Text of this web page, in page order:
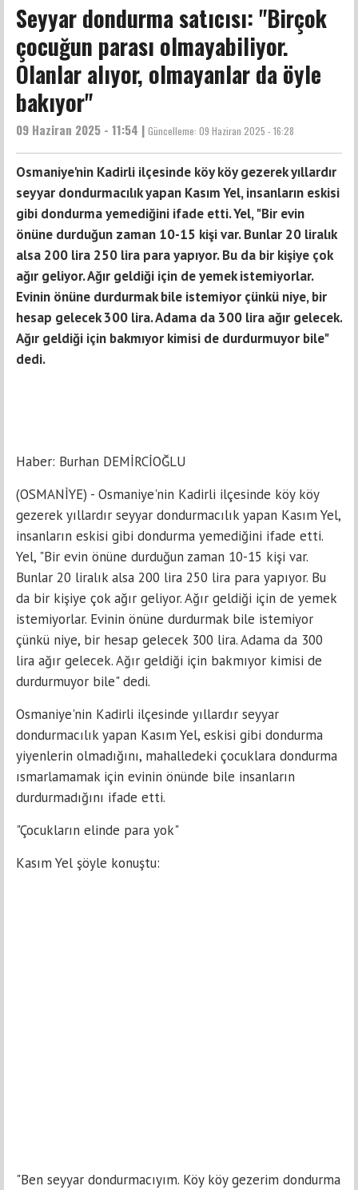
Seyyar dondurma satıcısı: "Birçok
çocuğun parası olmayabiliyor.
Olanlar alıyor, olmayanlar da öyle
bakıyor"
09 Haziran 2025 - 11:54 | Güncelleme: 09 Haziran 2025 - 16:28
Osmaniye'nin Kadirli ilçesinde köy köy gezerek yıllardır
seyyar dondurmacılık yapan Kasım Yel, insanların eskisi
gibi dondurma yemediğini ifade etti. Yel, "Bir evin
önüne durduğun zaman 10-15 kişi var. Bunlar 20 liralık
alsa 200 lira 250 lira para yapıyor. Bu da bir kişiye çok
ağır geliyor. Ağır geldiği için de yemek istemiyorlar.
Evinin önüne durdurmak bile istemiyor çünkü niye, bir
hesap gelecek 300 lira. Adama da 300 lira ağır gelecek.
Ağır geldiği için bakmıyor kimisi de durdurmuyor bile"
dedi.
Haber: Burhan DEMİRCİOĞLU
(OSMANİYE) - Osmaniye'nin Kadirli ilçesinde köy köy
gezerek yıllardır seyyar dondurmacılık yapan Kasım Yel,
insanların eskisi gibi dondurma yemediğini ifade etti.
Yel, "Bir evin önüne durduğun zaman 10-15 kişi var.
Bunlar 20 liralık alsa 200 lira 250 lira para yapıyor. Bu
da bir kişiye çok ağır geliyor. Ağır geldiği için de yemek
istemiyorlar. Evinin önüne durdurmak bile istemiyor
çünkü niye, bir hesap gelecek 300 lira. Adama da 300
lira ağır gelecek. Ağır geldiği için bakmıyor kimisi de
durdurmuyor bile" dedi.
Osmaniye'nin Kadirli ilçesinde yıllardır seyyar
dondurmacılık yapan Kasım Yel, eskisi gibi dondurma
yiyenlerin olmadığını, mahalledeki çocuklara dondurma
ısmarlamamak için evinin önünde bile insanların
durdurmadığını ifade etti.
"Çocukların elinde para yok"
Kasım Yel şöyle konuştu:
"Ben seyyar dondurmacıyım. Köy köy gezerim dondurma